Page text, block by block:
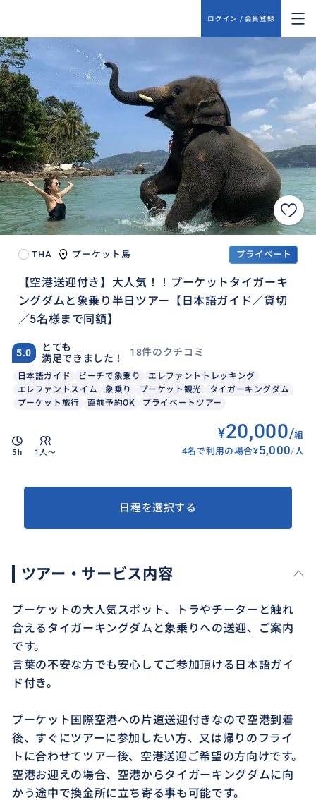
ログイン / 会員登録
THA プーケット島 プライベート
【空港送迎付き】大人気！！プーケットタイガーキ
ングダムと象乗り半日ツアー【日本語ガイド／貸切
／5名様まで同額】
5.0
とても
満足できました！
18件のクチコミ
日本語ガイド ビーチで象乗り
エレファントトレッキング
エレファントスイム
象乗り プーケット観光
タイガーキングダム
プーケット旅行
直前予約OK プライベートツアー
5h 1人〜
¥20,000/組
4名で利用の場合¥5,000/ 人
日程を選択する
ツアー・サービス内容
プーケットの大人気スポット、トラやチーターと触れ
合えるタイガーキングダムと象乗りへの送迎、ご案内
です。
言葉の不安な方でも安心してご参加頂ける日本語ガイ
ド付き。
プーケット国際空港への片道送迎付きなので空港到着
後、すぐにツアーに参加したい方、又は帰りのフライ
トに合わせてツアー後、空港送迎ご希望の方向けです。
空港お迎えの場合、空港からタイガーキングダムに向
かう途中で換金所に立ち寄る事も可能です。